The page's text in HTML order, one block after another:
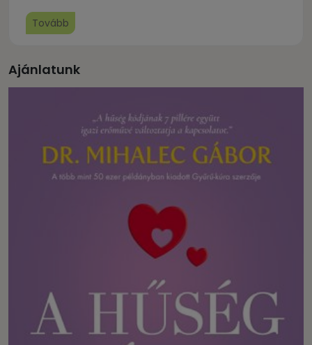
rendezvénysorozat erdővidéki keresztény
egyházközségek és civil szervezetek összefogásával
minél szélesebb körben felhívni a figyelmet a
Tovább
Ajánlatunk